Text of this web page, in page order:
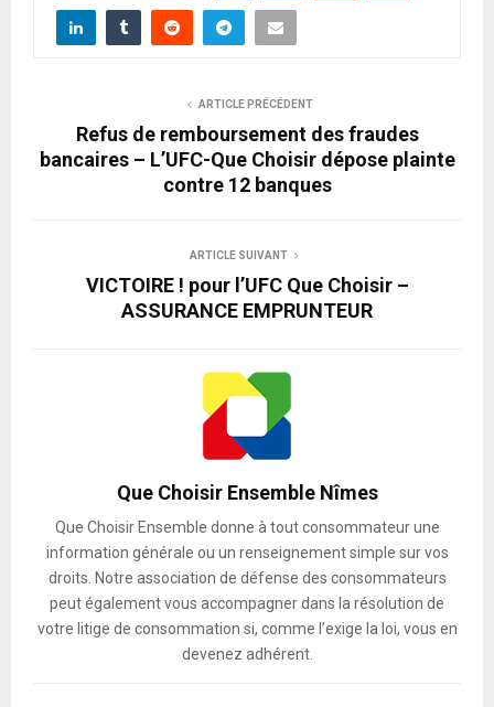
ARTICLE PRÉCÉDENT
Refus de remboursement des fraudes
bancaires – L’UFC-Que Choisir dépose plainte
contre 12 banques
ARTICLE SUIVANT
VICTOIRE ! pour l’UFC Que Choisir –
ASSURANCE EMPRUNTEUR
Que Choisir Ensemble Nîmes
Que Choisir Ensemble donne à tout consommateur une
information générale ou un renseignement simple sur vos
droits. Notre association de défense des consommateurs
peut également vous accompagner dans la résolution de
votre litige de consommation si, comme l’exige la loi, vous en
devenez adhérent.